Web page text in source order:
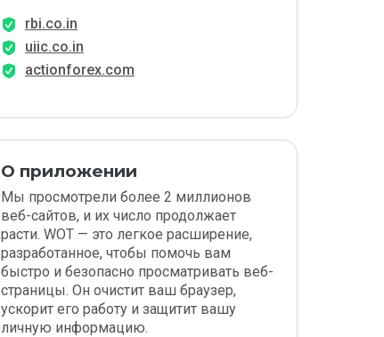
rbi.co.in
uiic.co.in
actionforex.com
О приложении
Мы просмотрели более 2 миллионов
веб-сайтов, и их число продолжает
расти. WOT — это легкое расширение,
разработанное, чтобы помочь вам
быстро и безопасно просматривать веб-
страницы. Он очистит ваш браузер,
ускорит его работу и защитит вашу
личную информацию.